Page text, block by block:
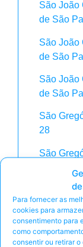
Para fornecer as
cookies para
consentimento para
como
consentir ou retirar
São João
de São
São João
de São
São João
de São
São
28
São
| A alma
Orígenes:
30
São